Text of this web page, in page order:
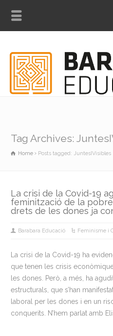
Tag Archives:
Home Posts tagged: JuntesIVisibles
La crisi de la Covid-19
feminització de la
drets de les dones ja
Barabara Educació Feminisme i
La crisi de la Covid-19 ha
que tenen les crisis
les dones. Però, a més, ha
estructurals, que s’han
laboral per les dones i en un
conquerits. N’hem parlat amb